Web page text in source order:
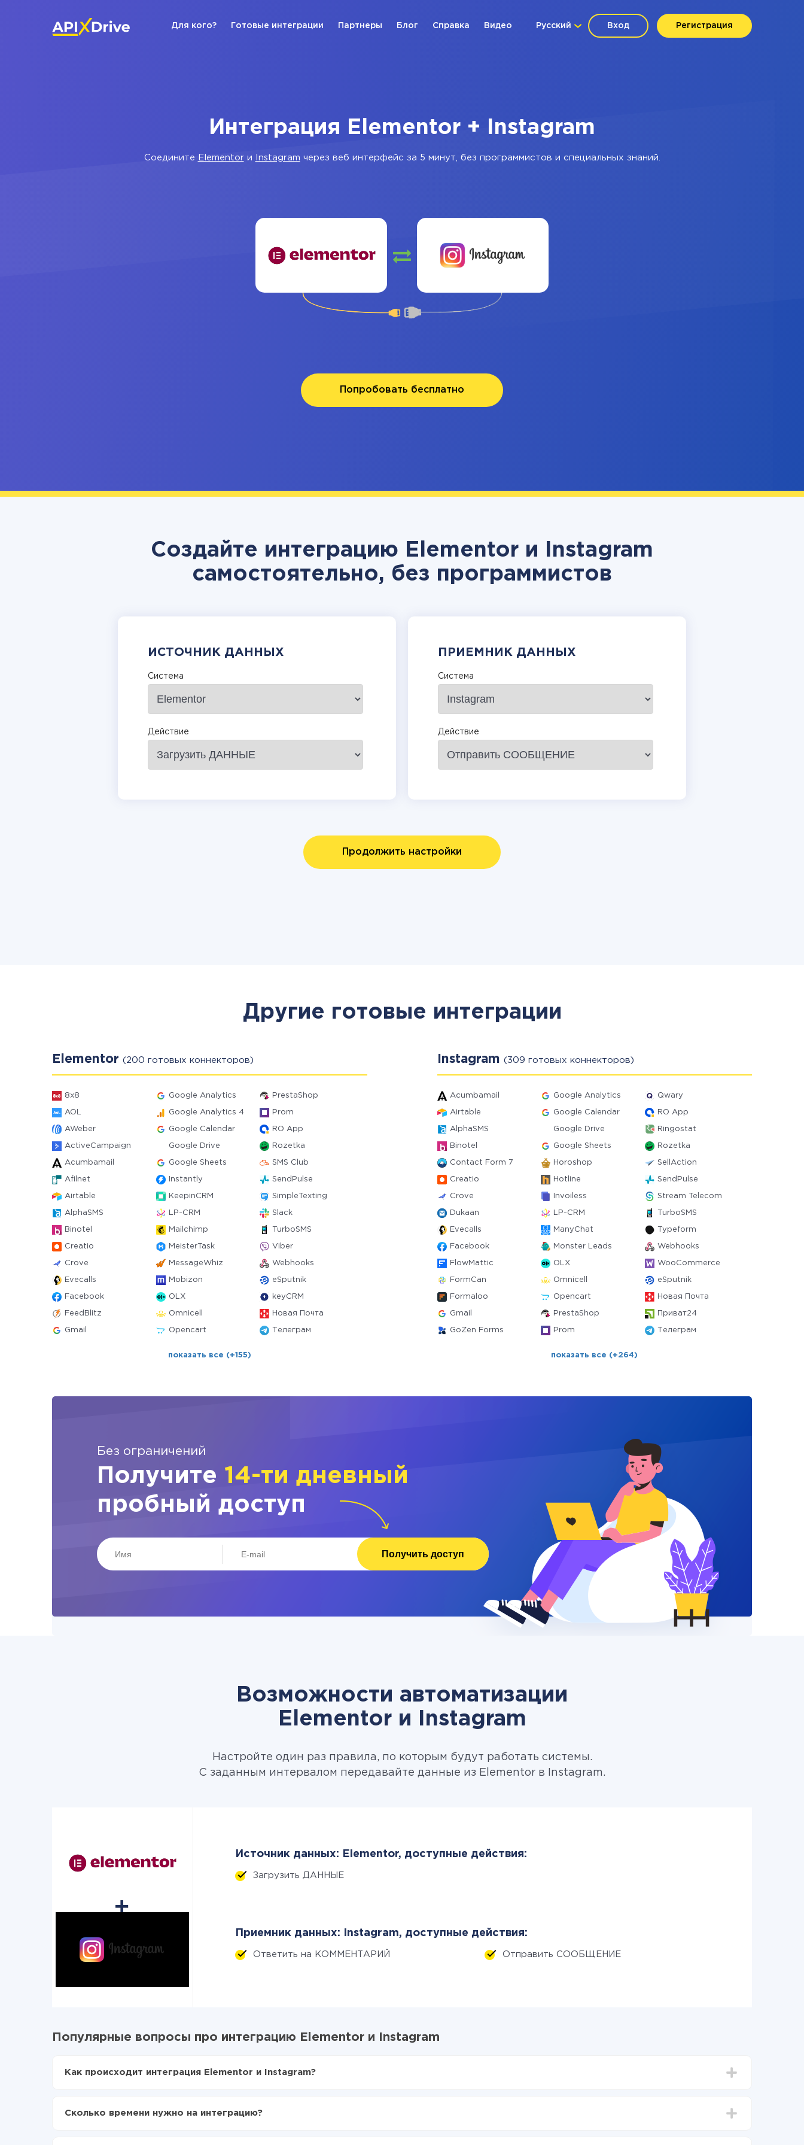
Вход Регистрация
Русский
Для кого? Готовые интеграции Партнеры Блог Справка Видео
Интеграция Elementor + Instagram
Соедините Elementorи Instagram через веб интерфейс за 5 минут, без программистов и специальных знаний.
Попробовать бесплатно
Создайте интеграцию Elementor и Instagram
самостоятельно, без программистов
ИСТОЧНИК ДАННЫХ
Система
Действие
ПРИЕМНИК ДАННЫХ
Система
Действие
Продолжить настройки
Другие готовые интеграции
Elementor (200 готовых коннекторов)
8x8 Google Analytics PrestaShop
AOL Google Analytics 4 Prom
AWeber Google Calendar RO App
ActiveCampaign Google Drive Rozetka
Acumbamail Google Sheets SMS Club
Afilnet Instantly SendPulse
Airtable KeepinCRM SimpleTexting
AlphaSMS LP-CRM Slack
Binotel Mailchimp TurboSMS
Creatio MeisterTask Viber
Crove MessageWhiz Webhooks
Evecalls Mobizon eSputnik
Facebook OLX keyCRM
FeedBlitz Omnicell Новая Почта
Gmail Opencart Телеграм
показать все (+155)
Instagram (309 готовых коннекторов)
Acumbamail Google Analytics Qwary
Airtable Google Calendar RO App
AlphaSMS Google Drive Ringostat
Binotel Google Sheets Rozetka
Contact Form 7 Horoshop SellAction
Creatio Hotline SendPulse
Crove Invoiless Stream Telecom
Dukaan LP-CRM TurboSMS
Evecalls ManyChat Typeform
Facebook Monster Leads Webhooks
FlowMattic OLX WooCommerce
FormCan Omnicell eSputnik
Formaloo Opencart Новая Почта
Gmail PrestaShop Приват24
GoZen Forms Prom Телеграм
показать все (+264)
Без ограничений
Получите 14-ти дневный
пробный доступ
Получить доступ
Возможности автоматизации
Elementor и Instagram
Настройте один раз правила, по которым будут работать системы.
С заданным интервалом передавайте данные из Elementor в Instagram.
Источник данных: Elementor, доступные действия:
Загрузить ДАННЫЕ
Приемник данных: Instagram, доступные действия:
Ответить на КОММЕНТАРИЙ Отправить СООБЩЕНИЕ
Популярные вопросы про интеграцию Elementor и Instagram
Как происходит интеграция Elementor и Instagram?
Включаете автообновление
Сколько времени нужно на интеграцию?